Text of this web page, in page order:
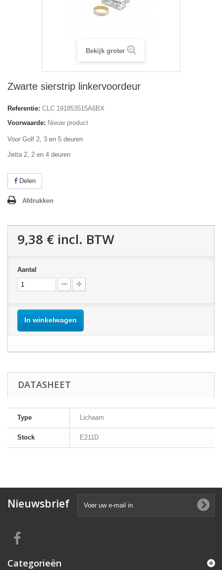
Bekijk groter
Zwarte sierstrip linkervoordeur
Referentie: CLC 191853515A6BX
Voorwaarde: Nieuw product
Voor Golf 2, 3 en 5 deuren
Jetta 2, 2 en 4 deuren
Delen
Afdrukken
9,38 € incl. BTW
Aantal
In winkelwagen
DATASHEET
Type Lichaam
Stock E211D
Nieuwsbrief
Categorieën